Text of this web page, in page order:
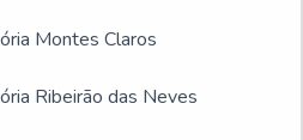
Montes Claros
Ribeirão das Neves